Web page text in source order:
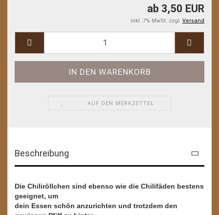
ab 3,50 EUR
inkl. 7% MwSt. zzgl. Versand
AUF DEN MERKZETTEL
Beschreibung
Die Chiliröllchen sind ebenso wie die Chilifäden bestens
geeignet, um
dein Essen schön anzurichten und trotzdem den